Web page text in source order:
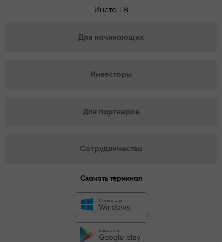
Инста ТВ
Для начинающих
Инвесторы
Для партнеров
Сотрудничество
Скачать терминал